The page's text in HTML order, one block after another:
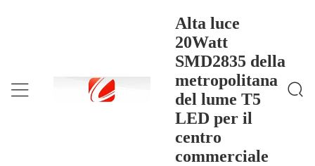
Alta luce
20Watt
SMD2835 della
metropolitana
del lume T5
LED per il
centro
commerciale
Alta Luce 20Watt SMD2835 Della Metropolitana Del
Alta luce 20Watt SMD2835 della
metropolitana del lume T5 LED per il